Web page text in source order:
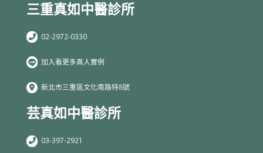
三重真如中醫診所
02-2972-0330
加入看更多真人實例
新北市三重區文化南路特8號
芸真如中醫診所
03-397-2921